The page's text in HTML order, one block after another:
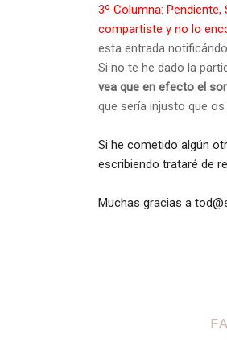
3º Columna: Pendiente,
compartiste y no lo
esta entrada
Si no te he dado la
vea que en efecto el
que sería injusto que
Si he cometido algún
escribiendo trataré de
Muchas gracias a